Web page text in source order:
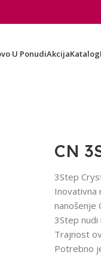
U PonudiAkcijaKatalog
CN
3Step
Inovativna
nanošenje
3Step
Trajnost
Potrebno